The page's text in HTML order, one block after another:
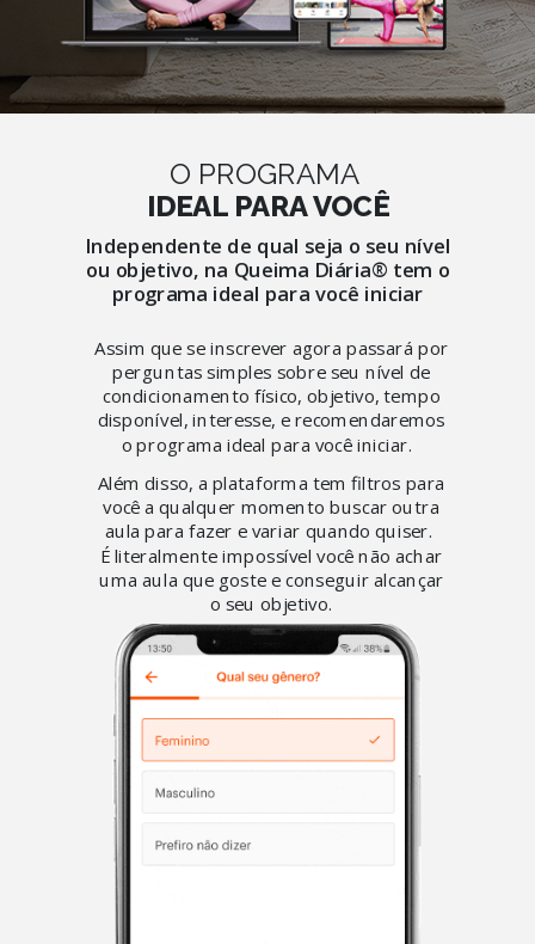
O PROGRAMA
IDEAL PARA VOCÊ
Independente de qual seja o seu nível
ou objetivo, na Queima Diária® tem o
programa ideal para você iniciar
Assim que se inscrever agora passará por
perguntas simples sobre seu nível de
condicionamento físico, objetivo, tempo
disponível, interesse, e recomendaremos
o programa ideal para você iniciar.
Além disso, a plataforma tem filtros para
você a qualquer momento buscar outra
aula para fazer e variar quando quiser.
É literalmente impossível você não achar
uma aula que goste e conseguir alcançar
o seu objetivo.